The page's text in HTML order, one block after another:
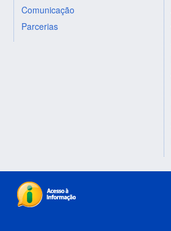
Comunicação
Parcerias